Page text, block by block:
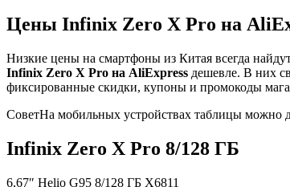
Цены Infinix Zero X Pro на
Низкие цены на смартфоны из Китая всегда
Infinix Zero X Pro на AliExpress дешевле. В них
фиксированные скидки, купоны и промокоды
СоветНа мобильных устройствах таблицы можно
Infinix Zero X Pro 8/128 ГБ
6,67″ Helio G95 8/128 ГБ X6811